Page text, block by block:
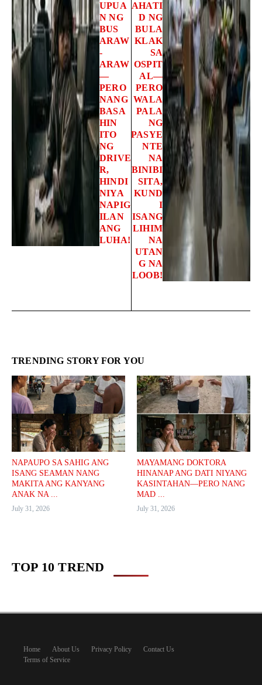
UPUA
N NG
BUS
ARAW
-
ARAW
—
PERO
NANG
BASA
HIN
ITO
NG
DRIVE
R,
HINDI
NIYA
NAPIG
ILAN
ANG
LUHA!
AHATI
D NG
BULA
KLAK
SA
OSPIT
AL—
PERO
WALA
PALA
NG
PASYE
NTE
NA
BINIBI
SITA,
KUND
I
ISANG
LIHIM
NA
UTAN
G NA
LOOB!
TRENDING STORY FOR YOU
NAPAUPO SA SAHIG ANG
ISANG SEAMAN NANG
MAKITA ANG KANYANG
ANAK NA ...
July 31, 2026
MAYAMANG DOKTORA
HINANAP ANG DATI NIYANG
KASINTAHAN—PERO NANG
MAD ...
July 31, 2026
TOP 10 TREND
Home About Us Privacy Policy
Contact Us
Terms of Service